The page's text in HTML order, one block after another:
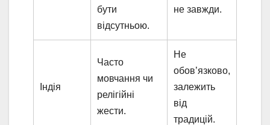
бути
відсутньою.
не завжди.
Індія
Часто
мовчання чи
релігійні
жести.
Не
обов’язково,
залежить
від
традицій.